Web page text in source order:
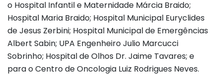
o Hospital Infantil e Maternidade Márcia Braido;
Hospital Maria Braido; Hospital Municipal Euryclides
de Jesus Zerbini; Hospital Municipal de Emergências
Albert Sabin; UPA Engenheiro Julio Marcucci
Sobrinho; Hospital de Olhos Dr. Jaime Tavares; e
para o Centro de Oncologia Luiz Rodrigues Neves.